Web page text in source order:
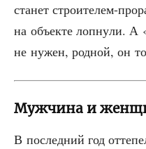
ста­нет стро­и­те­лем-
на объ­ек­те лоп­ну­ли.
не нужен, род­ной, он
Мужчина и
В послед­ний год